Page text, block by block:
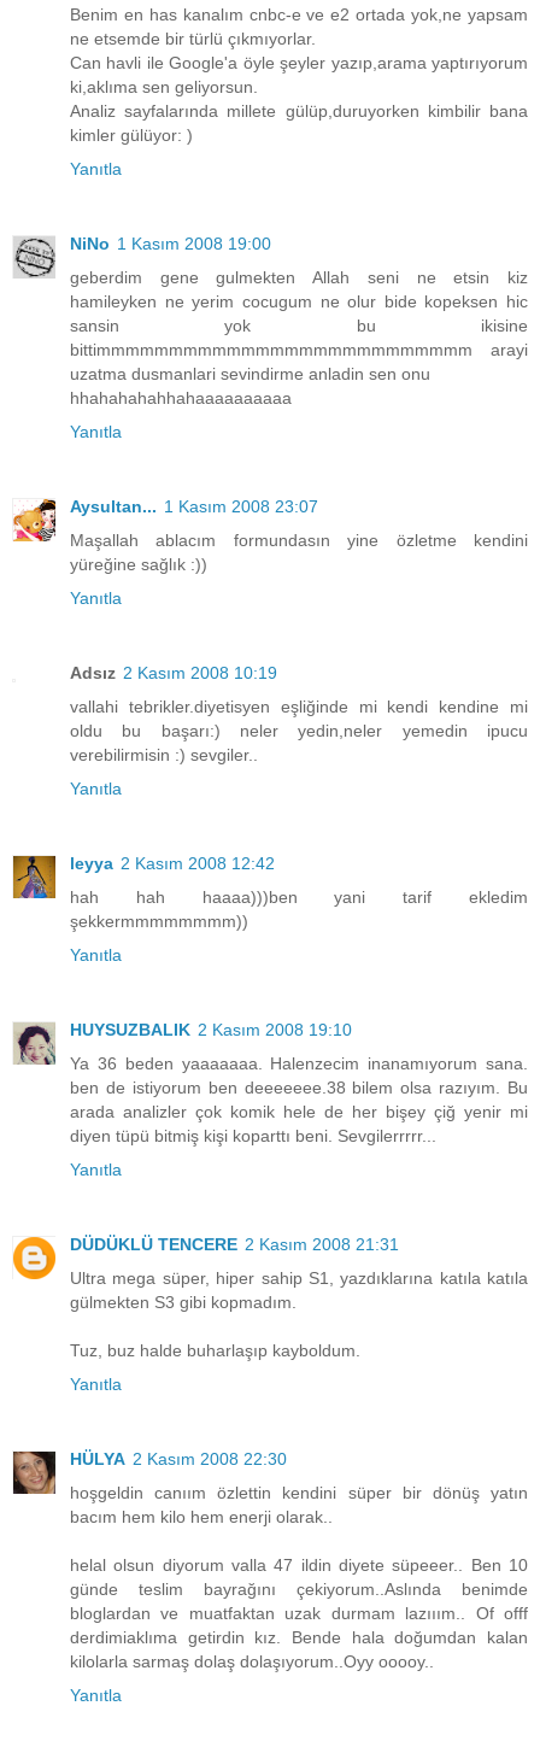
Benim en has kanalım cnbc-e ve e2 ortada yok,ne yapsam
ne etsemde bir türlü çıkmıyorlar.
Can havli ile Google'a öyle şeyler yazıp,arama yaptırıyorum
ki,aklıma sen geliyorsun.
Analiz sayfalarında millete gülüp,duruyorken kimbilir bana
kimler gülüyor: )
Yanıtla
NiNo 1 Kasım 2008 19:00
geberdim gene gulmekten Allah seni ne etsin kiz
hamileyken ne yerim cocugum ne olur bide kopeksen hic
sansin yok bu ikisine
bittimmmmmmmmmmmmmmmmmmmmmmmmmm arayi
uzatma dusmanlari sevindirme anladin sen onu
hhahahahahhahaaaaaaaaaa
Yanıtla
Aysultan... 1 Kasım 2008 23:07
Maşallah ablacım formundasın yine özletme kendini
yüreğine sağlık :))
Yanıtla
Adsız 2 Kasım 2008 10:19
vallahi tebrikler.diyetisyen eşliğinde mi kendi kendine mi
oldu bu başarı:) neler yedin,neler yemedin ipucu
verebilirmisin :) sevgiler..
Yanıtla
leyya 2 Kasım 2008 12:42
hah hah haaaa)))ben yani tarif ekledim
şekkermmmmmmmm))
Yanıtla
HUYSUZBALIK 2 Kasım 2008 19:10
Ya 36 beden yaaaaaaa. Halenzecim inanamıyorum sana.
ben de istiyorum ben deeeeeee.38 bilem olsa razıyım. Bu
arada analizler çok komik hele de her bişey çiğ yenir mi
diyen tüpü bitmiş kişi koparttı beni. Sevgilerrrrr...
Yanıtla
DÜDÜKLÜ TENCERE 2 Kasım 2008 21:31
Ultra mega süper, hiper sahip S1, yazdıklarına katıla katıla
gülmekten S3 gibi kopmadım.
Tuz, buz halde buharlaşıp kayboldum.
Yanıtla
HÜLYA 2 Kasım 2008 22:30
hoşgeldin canıım özlettin kendini süper bir dönüş yatın
bacım hem kilo hem enerji olarak..
helal olsun diyorum valla 47 ildin diyete süpeeer.. Ben 10
günde teslim bayrağını çekiyorum..Aslında benimde
bloglardan ve muatfaktan uzak durmam lazııım.. Of offf
derdimiaklıma getirdin kız. Bende hala doğumdan kalan
kilolarla sarmaş dolaş dolaşıyorum..Oyy ooooy..
Yanıtla